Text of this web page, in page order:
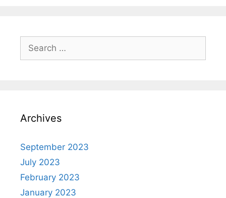
Archives
September 2023
July 2023
February 2023
January 2023